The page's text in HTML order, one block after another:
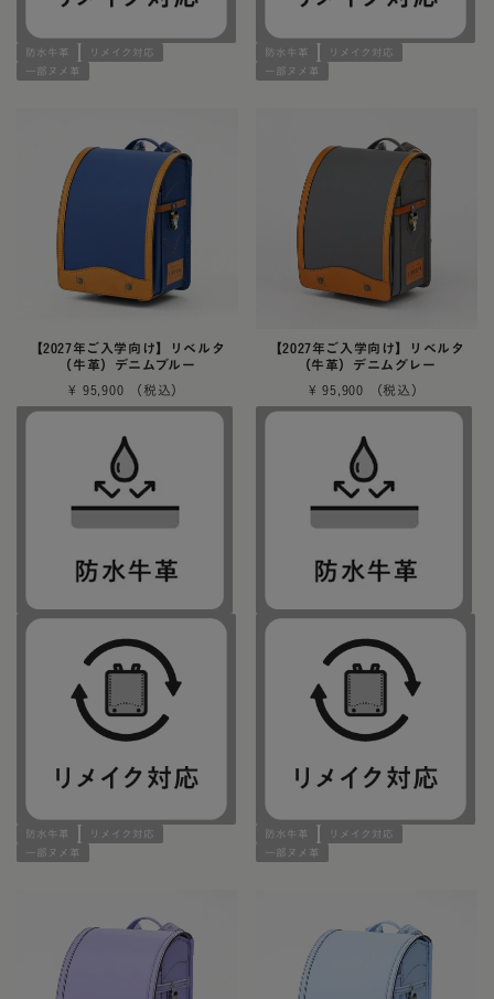
防水牛革
リメイク対応
一部ヌメ革
防水牛革
リメイク対応
一部ヌメ革
【2027年ご入学向け】リベルタ
（牛革）デニムブルー
¥ 95,900
防水牛革
リメイク対応
一部ヌメ革
【2027年ご入学向け】リベルタ
（牛革）デニムグレー
¥ 95,900
防水牛革
リメイク対応
一部ヌメ革